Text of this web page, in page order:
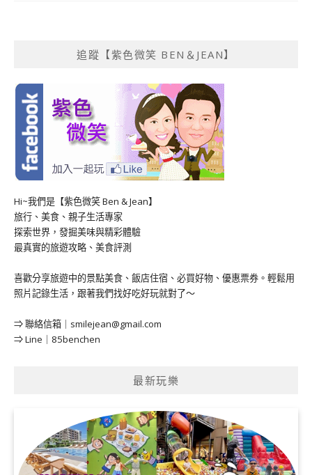
追蹤【紫色微笑 BEN＆JEAN】
Hi~我們是【紫色微笑 Ben & Jean】
旅行、美食、親子生活專家
探索世界，發掘美味與精彩體驗
最真實的旅遊攻略、美食評測
喜歡分享旅遊中的景點美食、飯店住宿、必買好物、優惠票券。輕鬆用
照片記錄生活，跟著我們找好吃好玩就對了～
⇒ 聯絡信箱｜ smilejean@gmail.com
⇒ Line｜85benchen
最新玩樂